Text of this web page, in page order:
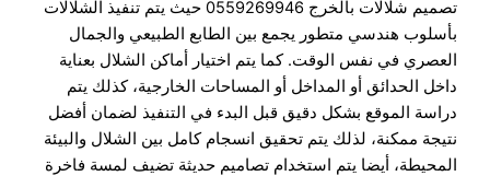
تصميم شلالات بالخرج 0559269946 حيث يتم تنفيذ الشلالات
بأسلوب هندسي متطور يجمع بين الطابع الطبيعي والجمال
العصري في نفس الوقت. كما يتم اختيار أماكن الشلال بعناية
داخل الحدائق أو المداخل أو المساحات الخارجية، كذلك يتم
دراسة الموقع بشكل دقيق قبل البدء في التنفيذ لضمان أفضل
نتيجة ممكنة، لذلك يتم تحقيق انسجام كامل بين الشلال والبيئة
المحيطة، أيضا يتم استخدام تصاميم حديثة تضيف لمسة فاخرة